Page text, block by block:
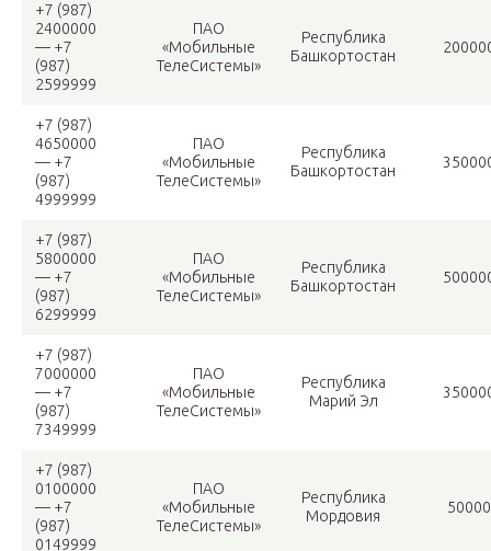
+7 (987)
2400000
— +7
(987)
2599999
ПАО
«Мобильные
ТелеСистемы»
Республика
Башкортостан
+7 (987)
4650000
— +7
(987)
4999999
ПАО
«Мобильные
ТелеСистемы»
Республика
Башкортостан
+7 (987)
5800000
— +7
(987)
6299999
ПАО
«Мобильные
ТелеСистемы»
Республика
Башкортостан
+7 (987)
7000000
— +7
(987)
7349999
ПАО
«Мобильные
ТелеСистемы»
Республика
Марий Эл
+7 (987)
0100000
— +7
(987)
0149999
ПАО
«Мобильные
ТелеСистемы»
Республика
Мордовия
50000